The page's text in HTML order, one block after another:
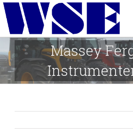
Skip
content
Massey